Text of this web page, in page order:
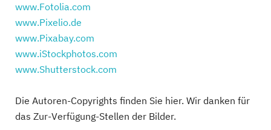
www.Fotolia.com
www.Pixelio.de
www.Pixabay.com
www.iStockphotos.com
www.Shutterstock.com
Die Autoren-Copyrights finden Sie hier. Wir danken für
das Zur-Verfügung-Stellen der Bilder.